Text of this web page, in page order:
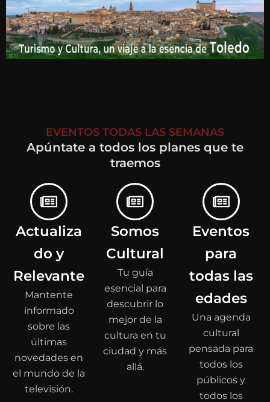
EVENTOS TODAS LAS SEMANAS
Apúntate a todos los planes que te
traemos
Actualiza
do y
Relevante
Mantente
informado
sobre las
últimas
novedades en
el mundo de la
televisión.
Somos
Cultural
Tu guía
esencial para
descubrir lo
mejor de la
cultura en tu
ciudad y más
allá.
Eventos
para
todas las
edades
Una agenda
cultural
pensada para
todos los
públicos y
todos los